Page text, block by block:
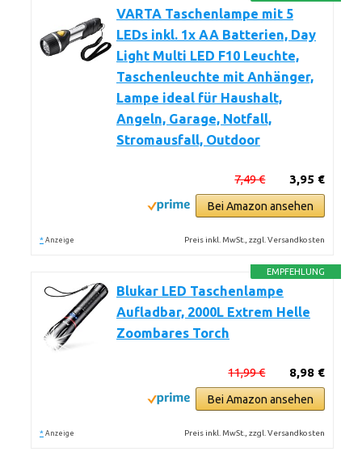
VARTA Taschenlampe mit 5
LEDs inkl. 1x AA Batterien, Day
Light Multi LED F10 Leuchte,
Taschenleuchte mit Anhänger,
Lampe ideal für Haushalt,
Angeln, Garage, Notfall,
Stromausfall, Outdoor
3,95 €
7,49 €
Bei Amazon ansehen
* Anzeige Preis inkl. MwSt., zzgl. Versandkosten
EMPFEHLUNG
Blukar LED Taschenlampe
Aufladbar, 2000L Extrem Helle
Zoombares Torch
8,98 €
11,99 €
Bei Amazon ansehen
* Anzeige Preis inkl. MwSt., zzgl. Versandkosten